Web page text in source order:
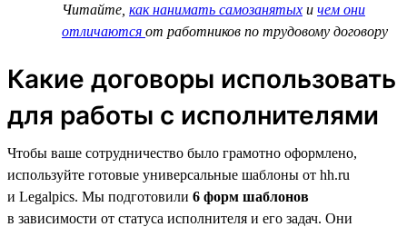
Читайте, как нанимать самозанятых и чем они
отличаются от работников по трудовому договору
Какие договоры использовать
для работы с исполнителями
Чтобы ваше сотрудничество было грамотно оформлено,
используйте готовые универсальные шаблоны от hh.ru
и Legalpics. Мы подготовили 6 форм шаблонов
в зависимости от статуса исполнителя и его задач. Они